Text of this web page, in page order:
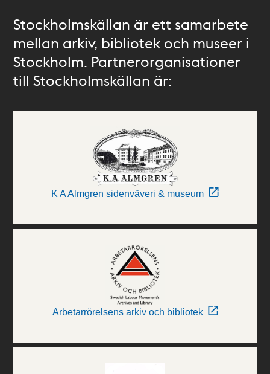
Stockholmskällan är ett samarbete
mellan arkiv, bibliotek och museer i
Stockholm. Partnerorganisationer
till Stockholmskällan är:
K A Almgren sidenväveri & museum
Arbetarrörelsens arkiv och bibliotek